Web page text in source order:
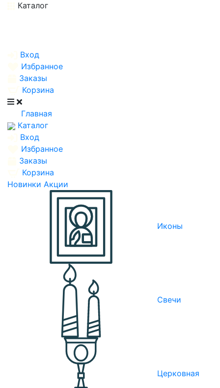
Каталог
Вход
Избранное
Заказы
Корзина
Главная
Каталог
Вход
Избранное
Заказы
Корзина
Новинки Акции
Иконы
Свечи
Церковная